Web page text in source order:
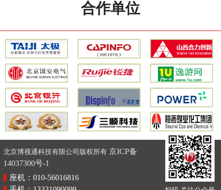
合作单位
北京博视通科技有限公司版权所有 京ICP备
14037300号-1
座机：010-56016816